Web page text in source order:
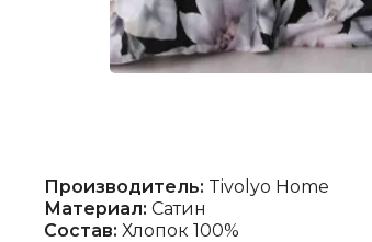
Производитель: Tivolyo Home
Материал: Сатин
Состав: Хлопок 100%